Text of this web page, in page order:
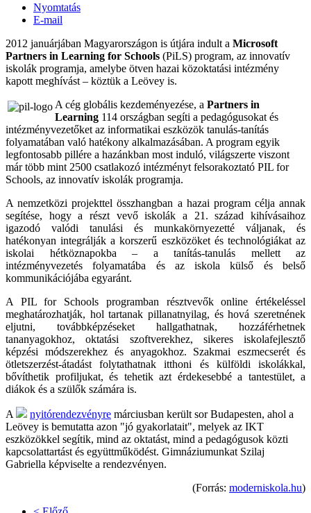
Nyomtatás
E-mail
2012 januárjában Magyarországon is útjára indult a Microsoft
Partners in Learning for Schools (PiLS) program, az innovatív
iskolák programja, amelybe ötven hazai közoktatási intézmény
kapott meghívást – köztük a Leövey is.
A cég globális kezdeményezése, a Partners in
Learning 114 országban segíti a pedagógusokat és
intézményvezetőket az informatikai eszközök tanulás-tanítás
folyamatában való hatékony alkalmazásában. A program egyik
legfontosabb pillére a hazánkban most induló, világszerte viszont
már több mint 2500 csatlakozó intézményt felsorakoztató PIL for
Schools, az innovatív iskolák programja.
A nemzetközi projekttel összhangban a hazai program célja annak
segítése, hogy a részt vevő iskolák a 21. század kihívásaihoz
igazodó valódi tanulási és munkakörnyezetté váljanak, és
hatékonyan integrálják a korszerű eszközöket és technológiákat az
iskolai hétköznapokba – a tanítás-tanulás mellett az
intézményvezetés folyamatába és az iskola külső és belső
kommunikációjába egyaránt.
A PIL for Schools programban résztvevők online értékeléssel
meghatározhatják, hol tartanak pillanatnyilag, és hová szeretnének
eljutni, továbbképzéseket hallgathatnak, hozzáférhetnek
tananyagokhoz, oktatási szoftverekhez, sikeres iskolafejlesztő
képzési módszerekhez és anyagokhoz. Szakmai eszmecserét és
ötletszerzést-átadást folytathatnak itthoni és külföldi iskolákkal,
bővíthetik profiljukat, és tehetik azt érdekesebbé a tantestület, a
diákok és a szülők számára is.
A nyitórendezvényre márciusban került sor Budapesten, ahol a
Leövey is bemutatta azon "jó gyakorlatait", melyek az IKT
eszközökkel segítik, mind az oktatást, mind a pedagógusok közti
kapcsolattartást és együttműködést. Gimnáziumunkat Szilaj
Gabriella képviselte a rendezvényen.
(Forrás: moderniskola.hu)